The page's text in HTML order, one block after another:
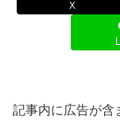
X
記事内に広告が含